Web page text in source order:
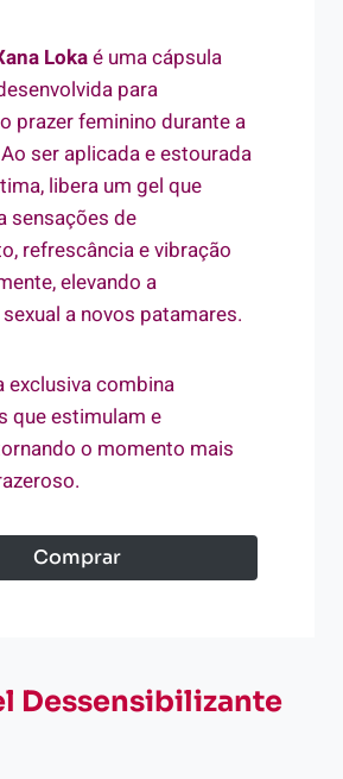
Lokaé uma cápsula
para
prazer feminino durante a
ser aplicada e estourada
libera um gel que
sensações de
refrescância e vibração
elevando a
a novos patamares.
exclusiva combina
que estimulam e
o momento mais
Comprar
Dessensibilizante